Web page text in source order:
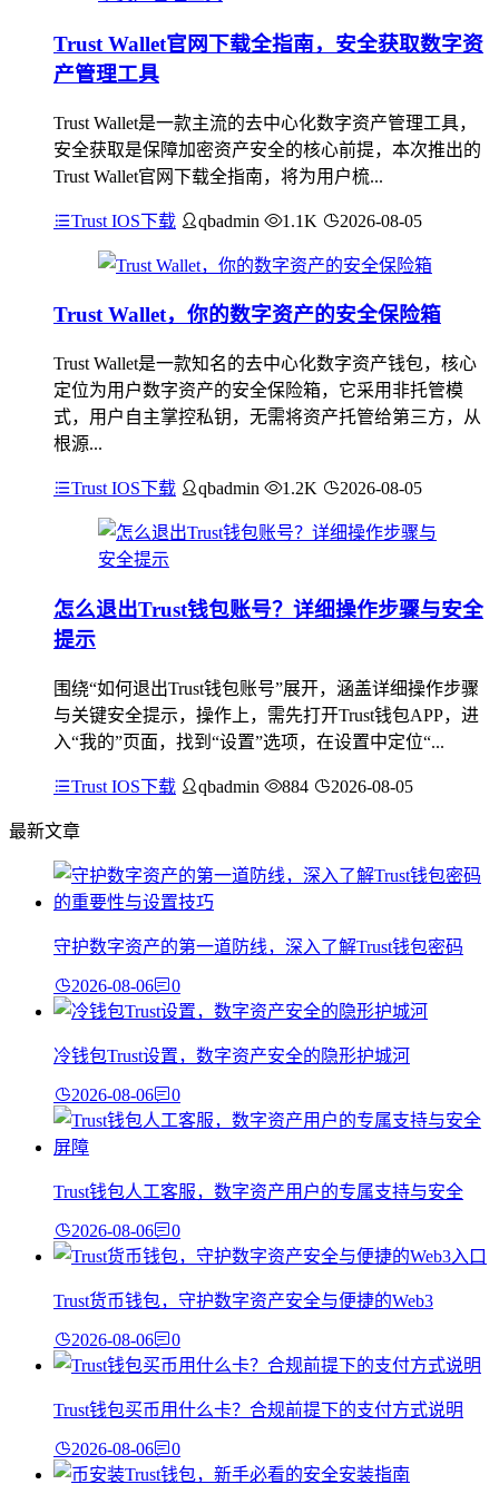
Trust Wallet官网下载全指南，安全获取数字资
产管理工具
Trust Wallet是一款主流的去中心化数字资产管理工具，
安全获取是保障加密资产安全的核心前提，本次推出的
Trust Wallet官网下载全指南，将为用户梳...
Trust IOS下载 qbadmin 1.1K 2026-08-05
Trust Wallet，你的数字资产的安全保险箱
Trust Wallet是一款知名的去中心化数字资产钱包，核心
定位为用户数字资产的安全保险箱，它采用非托管模
式，用户自主掌控私钥，无需将资产托管给第三方，从
根源...
Trust IOS下载 qbadmin 1.2K 2026-08-05
怎么退出Trust钱包账号？详细操作步骤与安全
提示
围绕“如何退出Trust钱包账号”展开，涵盖详细操作步骤
与关键安全提示，操作上，需先打开Trust钱包APP，进
入“我的”页面，找到“设置”选项，在设置中定位“...
Trust IOS下载 qbadmin 884 2026-08-05
最新文章
守护数字资产的第一道防线，深入了解Trust钱包密码
2026-08-06 0
冷钱包Trust设置，数字资产安全的隐形护城河
2026-08-06 0
Trust钱包人工客服，数字资产用户的专属支持与安全
2026-08-06 0
Trust货币钱包，守护数字资产安全与便捷的Web3
2026-08-06 0
Trust钱包买币用什么卡？合规前提下的支付方式说明
2026-08-06 0